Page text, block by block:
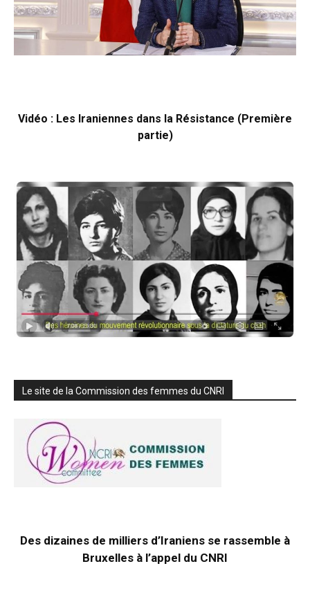
Vidéo : Les Iraniennes dans la Résistance (Première
partie)
Le site de la Commission des femmes du CNRI
Des dizaines de milliers d’Iraniens se rassemble à
Bruxelles à l’appel du CNRI